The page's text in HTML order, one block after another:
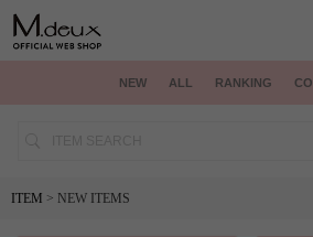
NEW ALL RANKING
ITEM > NEW ITEMS